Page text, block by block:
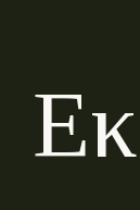
Εκ